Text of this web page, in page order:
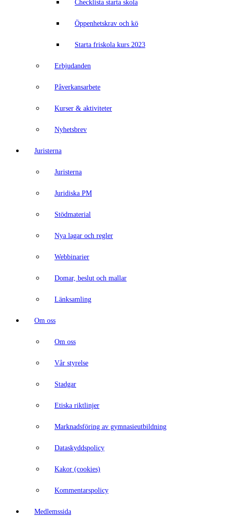
Checklista starta skola
Öppenhetskrav och kö
Starta friskola kurs 2023
Erbjudanden
Påverkansarbete
Kurser & aktiviteter
Nyhetsbrev
Juristerna
Juristerna
Juridiska PM
Stödmaterial
Nya lagar och regler
Webbinarier
Domar, beslut och mallar
Länksamling
Om oss
Om oss
Vår styrelse
Stadgar
Etiska riktlinjer
Marknadsföring av gymnasieutbildning
Dataskyddspolicy
Kakor (cookies)
Kommentarspolicy
Medlemssida